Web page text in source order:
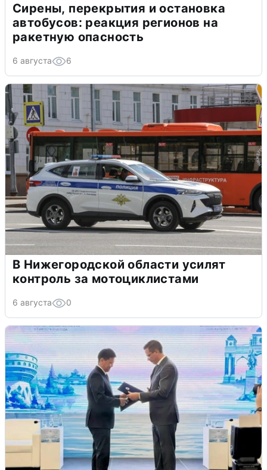
Сирены, перекрытия и остановка
автобусов: реакция регионов на
ракетную опасность
6 августа 6
В Нижегородской области усилят
контроль за мотоциклистами
6 августа 0